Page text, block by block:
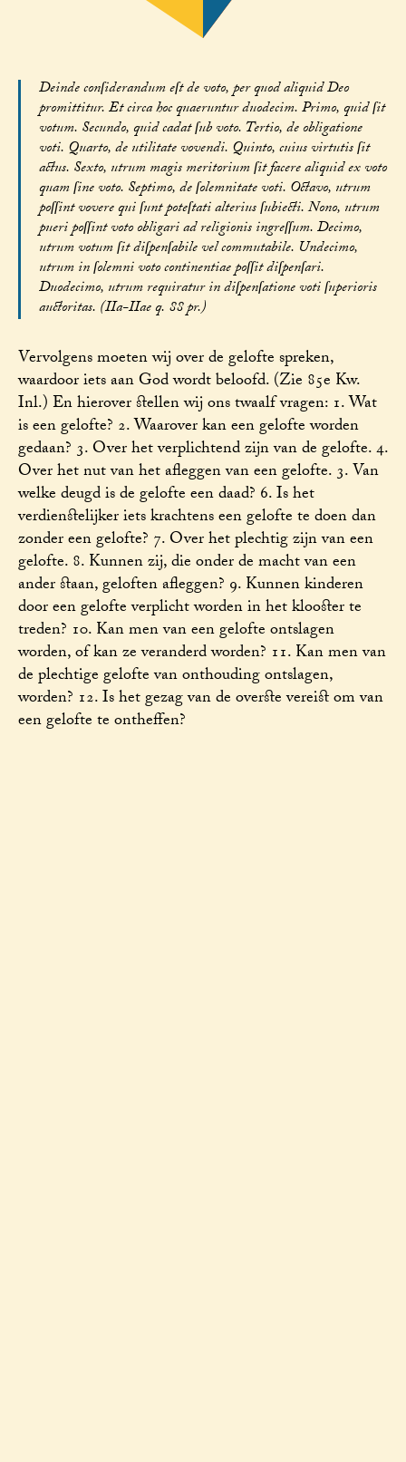
Deinde conſiderandum eſt de voto, per quod aliquid Deo
promittitur. Et circa hoc quaeruntur duodecim. Primo, quid ſit
votum. Secundo, quid cadat ſub voto. Tertio, de obligatione
voti. Quarto, de utilitate vovendi. Quinto, cuius virtutis ſit
actus. Sexto, utrum magis meritorium ſit facere aliquid ex voto
quam ſine voto. Septimo, de ſolemnitate voti. Octavo, utrum
poſſint vovere qui ſunt poteſtati alterius ſubiecti. Nono, utrum
pueri poſſint voto obligari ad religionis ingreſſum. Decimo,
utrum votum ſit diſpenſabile vel commutabile. Undecimo,
utrum in ſolemni voto continentiae poſſit diſpenſari.
Duodecimo, utrum requiratur in diſpenſatione voti ſuperioris
auctoritas. (IIa-IIae q. 88 pr.)
Vervolgens moeten wij over de gelofte spreken,
waardoor iets aan God wordt beloofd. (Zie 85e Kw.
Inl.) En hierover stellen wij ons twaalf vragen: 1. Wat
is een gelofte? 2. Waarover kan een gelofte worden
gedaan? 3. Over het verplichtend zijn van de gelofte. 4.
Over het nut van het afleggen van een gelofte. 3. Van
welke deugd is de gelofte een daad? 6. Is het
verdienstelijker iets krachtens een gelofte te doen dan
zonder een gelofte? 7. Over het plechtig zijn van een
gelofte. 8. Kunnen zij, die onder de macht van een
ander staan, geloften afleggen? 9. Kunnen kinderen
door een gelofte verplicht worden in het klooster te
treden? 10. Kan men van een gelofte ontslagen
worden, of kan ze veranderd worden? 11. Kan men van
de plechtige gelofte van onthouding ontslagen,
worden? 12. Is het gezag van de overste vereist om van
een gelofte te ontheffen?